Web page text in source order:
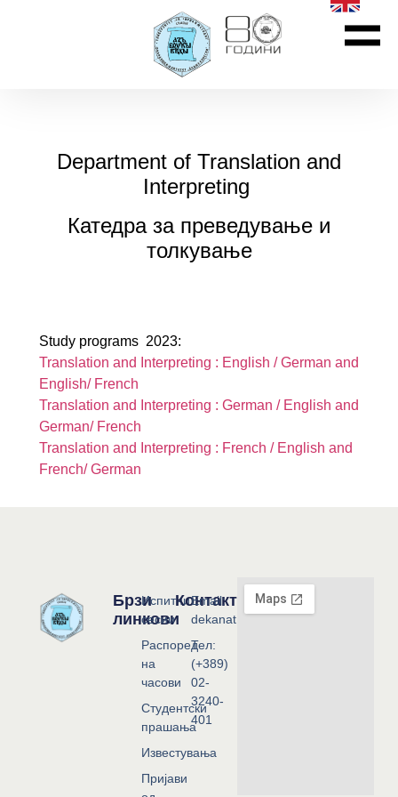
Department of Translation and
Interpreting
Катедра за преведување и
толкување
Study programs 2023:
Translation and Interpreting : English / German and
English/ French
Translation and Interpreting : German / English and
German/ French
Translation and Interpreting : French / English and
French/ German
Брзи
линкови
Испитни
сесии
Распоред
на
часови
Студентски
прашања
Известувања
Пријави
Контакт
Email:
dekanat@flf.ukim.edu.mk
Тел:
(+389)
02-
3240-
401